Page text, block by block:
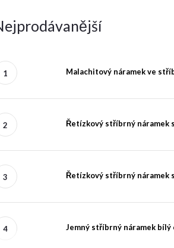
Malachitový náramek ve
Řetízkový stříbrný náramek
Řetízkový stříbrný náramek
Jemný stříbrný náramek bílý